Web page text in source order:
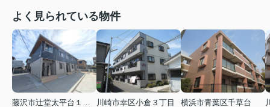
よく見られている物件
川崎市幸区小倉３丁目
横浜市青葉区千草台